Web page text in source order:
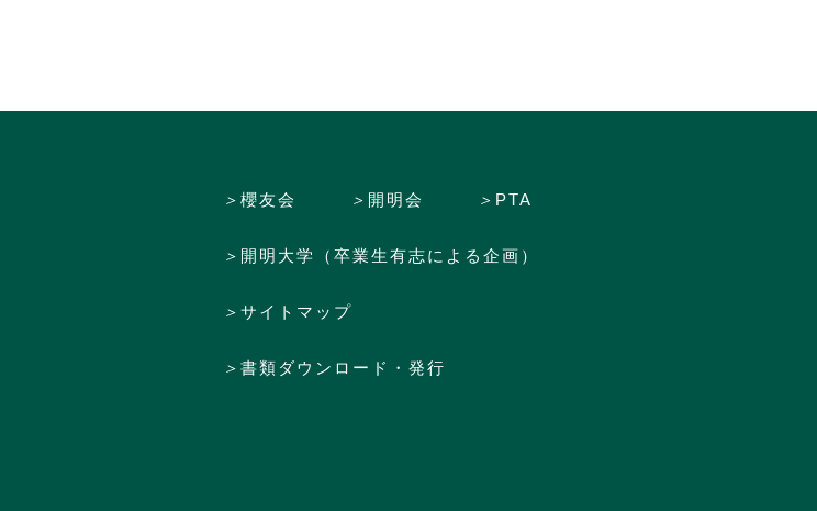
＞ 櫻友会 ＞ 開明会 ＞ PTA
＞ 開明大学（卒業生有志による企画）
＞ サイトマップ
＞ 書類ダウンロード・発行